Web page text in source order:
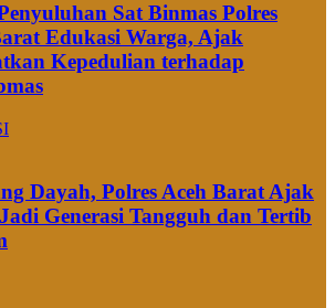
Sat Binmas Polres
Edukasi Warga, Ajak
Kepedulian terhadap
Dayah, Polres Aceh Barat Ajak
Generasi Tangguh dan Tertib